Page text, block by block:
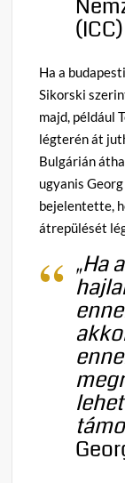
Ha a
Sikorski
majd, például
légterén át
Bulgárián
ugyanis
bejelentette,
átrepülését
„Ha